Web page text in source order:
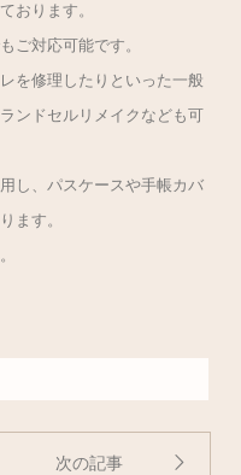
おります。
ご対応可能です。
を修理したりといった一般
ンドセルリメイクなども可
し、パスケースや手帳カバ
ます。
次の記事